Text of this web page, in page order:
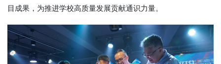
目成果，为推进学校高质量发展贡献通识力量。